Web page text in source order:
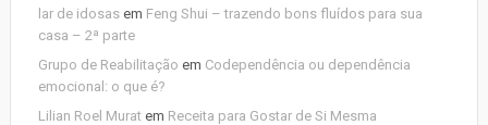
lar de idosasem Feng Shui – trazendo bons fluídos para sua
casa – 2ª parte
Grupo de Reabilitação em Codependência ou dependência
emocional: o que é?
Lilian Roel Muratem Receita para Gostar de Si Mesma